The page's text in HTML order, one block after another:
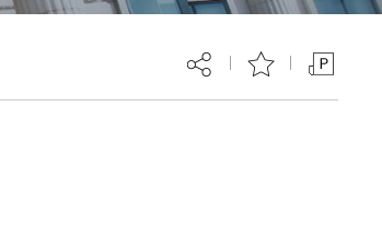
외국인 유학생 비자(VISA)